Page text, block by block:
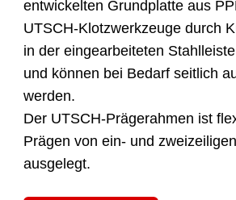
entwickelten Grundplatte aus
UTSCH-Klotzwerkzeuge durch
in der eingearbeiteten
und können bei Bedarf seitlich
werden.
Der UTSCH-Prägerahmen ist
Prägen von ein- und
ausgelegt.